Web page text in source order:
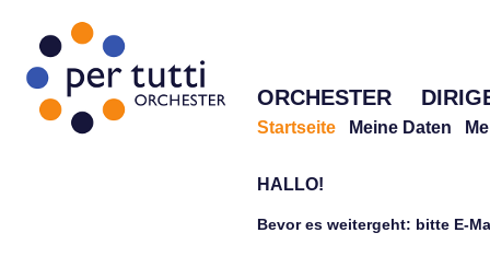
ORCHESTER
Startseite Meine Daten
HALLO!
Bevor es weitergeht: bitte E-